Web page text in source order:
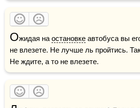
Ожидая на остановке автобуса вы
не влезете. Не лучше ль пройтись.
Не ждите, а то не влезете.